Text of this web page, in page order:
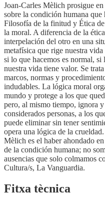
Joan-Carles Mèlich prosigue
sobre la condición humana que
Filosofía de la finitud y Ética
la moral. A diferencia de la
interpelación del otro en una
metafísica que rige nuestra
si lo que hacemos es normal, si
nuestra vida tiene valor. Se
marcos, normas y
indudables. La lógica moral
mundo y protege a los que
pero, al mismo tiempo, ignora
considerados personas, a los
puede eliminar sin tener
opera una lógica de la
Mèlich es el haber ahondado
de la condición humana; no
ausencias que solo colmamos
Cultura/s, La Vanguardia.
Fitxa tècnica